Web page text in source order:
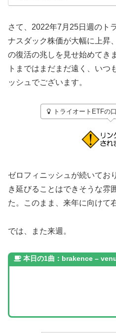
さて、2022年7月25日週のト
ナスダック株価が大幅に上昇
の復活の兆しを見せ始めてき
トまではまだまだ遠く、いつ
ッシュでございます。
トライオートETFの
ゼロフィニッシュが続いてお
き延びることはできそうな雰
た。このまま、来年に向けて
では、また来週。
本日の1曲：brakence –